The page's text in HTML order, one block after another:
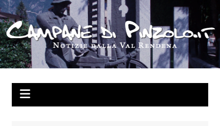
Salta
al
contenuto